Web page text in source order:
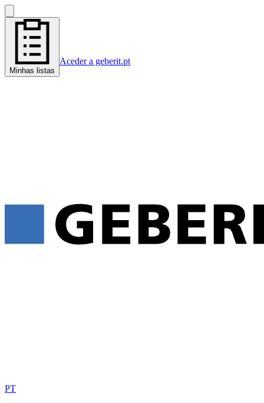
Minhas listas
Aceder a geberit.pt
PT